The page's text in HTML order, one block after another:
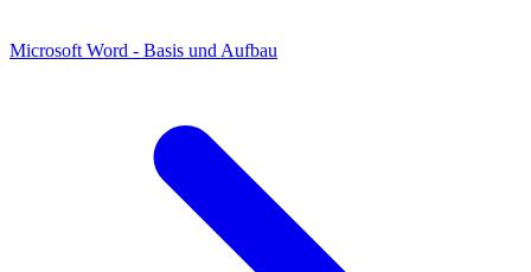
Microsoft Word - Basis und Aufbau